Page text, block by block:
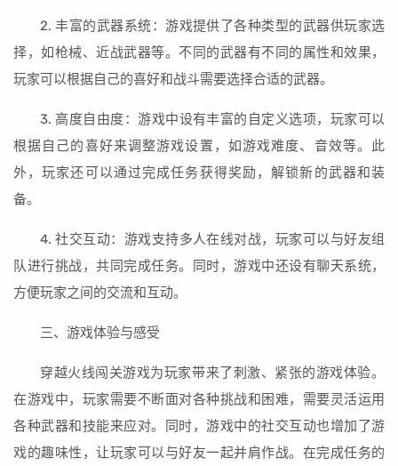
2. 丰富的武器系统：游戏提供了各种类型的武器供玩家选
择，如枪械、近战武器等。不同的武器有不同的属性和效果，
玩家可以根据自己的喜好和战斗需要选择合适的武器。
3. 高度自由度：游戏中设有丰富的自定义选项，玩家可以
根据自己的喜好来调整游戏设置，如游戏难度、音效等。此
外，玩家还可以通过完成任务获得奖励，解锁新的武器和装
备。
4. 社交互动：游戏支持多人在线对战，玩家可以与好友组
队进行挑战，共同完成任务。同时，游戏中还设有聊天系统，
方便玩家之间的交流和互动。
三、游戏体验与感受
穿越火线闯关游戏为玩家带来了刺激、紧张的游戏体验。
在游戏中，玩家需要不断面对各种挑战和困难，需要灵活运用
各种武器和技能来应对。同时，游戏中的社交互动也增加了游
戏的趣味性，让玩家可以与好友一起并肩作战。在完成任务的